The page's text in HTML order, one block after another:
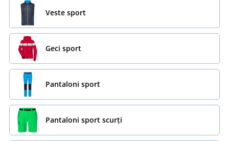
Veste sport
Geci sport
Pantaloni sport
Pantaloni sport scurți